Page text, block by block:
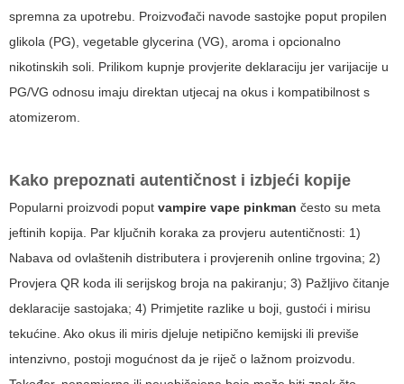
spremna za upotrebu. Proizvođači navode sastojke poput propilen
glikola (PG), vegetable glycerina (VG), aroma i opcionalno
nikotinskih soli. Prilikom kupnje provjerite deklaraciju jer varijacije u
PG/VG odnosu imaju direktan utjecaj na okus i kompatibilnost s
atomizerom.
Kako prepoznati autentičnost i izbjeći kopije
Popularni proizvodi poput vampire vape pinkman često su meta
jeftinih kopija. Par ključnih koraka za provjeru autentičnosti: 1)
Nabava od ovlaštenih distributera i provjerenih online trgovina; 2)
Provjera QR koda ili serijskog broja na pakiranju; 3) Pažljivo čitanje
deklaracije sastojaka; 4) Primjetite razlike u boji, gustoći i mirisu
tekućine. Ako okus ili miris djeluje netipično kemijski ili previše
intenzivno, postoji mogućnost da je riječ o lažnom proizvodu.